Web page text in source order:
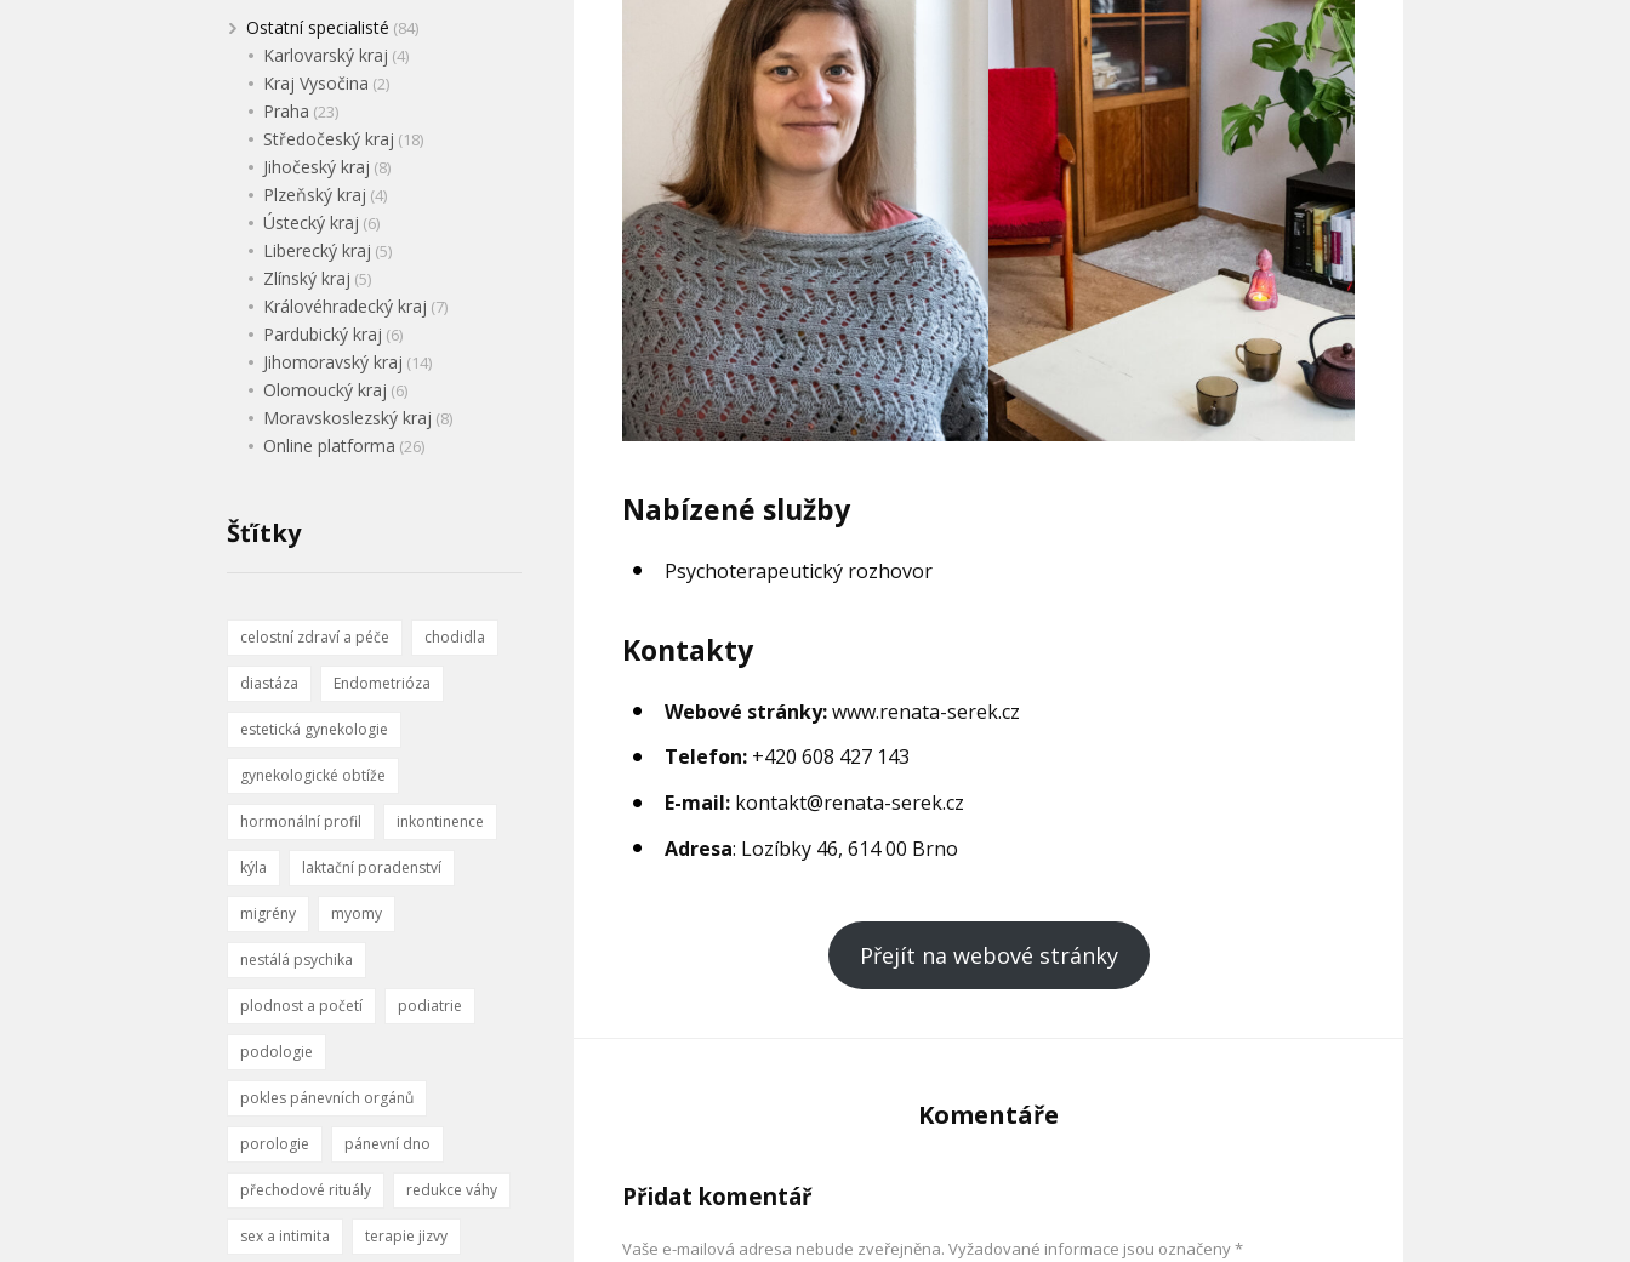
Nabízené služby
Psychoterapeutický rozhovor
Kontakty
Webové stránky:www.renata-serek.cz
Telefon: +420 608 427 143
E-mail: kontakt@renata-serek.cz
Adresa: Lozíbky 46, 614 00 Brno
Přejít na webové stránky
Komentáře
Přidat komentář
Vaše e-mailová adresa nebude zveřejněna. Vyžadované informace jsou označeny*
Ostatní specialisté (84)
Karlovarský kraj (4)
Kraj Vysočina (2)
Praha (23)
Středočeský kraj (18)
Jihočeský kraj (8)
Plzeňský kraj (4)
Ústecký kraj (6)
Liberecký kraj (5)
Zlínský kraj (5)
Královéhradecký kraj (7)
Pardubický kraj (6)
Jihomoravský kraj (14)
Olomoucký kraj (6)
Moravskoslezský kraj (8)
Online platforma (26)
Šťítky
celostní zdraví a péče chodidla
diastáza Endometrióza
estetická gynekologie
gynekologické obtíže
hormonální profil inkontinence
kýla laktační poradenství
migrény myomy
nestálá psychika
plodnost a početí podiatrie
podologie
pokles pánevních orgánů
porologie pánevní dno
přechodové rituály redukce váhy
sex a intimita terapie jizvy